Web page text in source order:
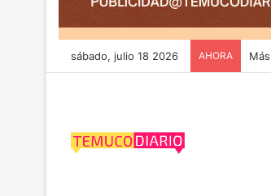
sábado, julio 18 2026 AHORA